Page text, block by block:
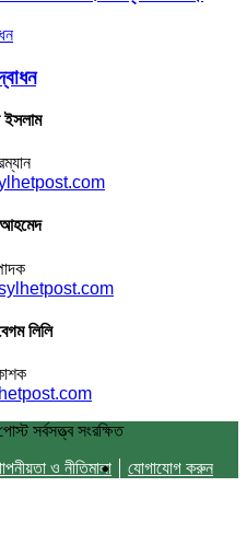
লিলি
সর্বসত্ত্ব সংরক্ষিত
ও নীতিমালা যোগাযোগ করুন